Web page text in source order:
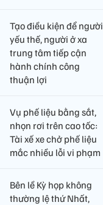
Tạo điều kiện để người
yếu thế, người ở xa
trung tâm tiếp cận
hành chính công
thuận lợi
Vụ phế liệu bằng sắt,
nhọn rơi trên cao tốc:
Tài xế xe chở phế liệu
mắc nhiều lỗi vi phạm
Bên lề Kỳ họp không
thường lệ thứ Nhất,